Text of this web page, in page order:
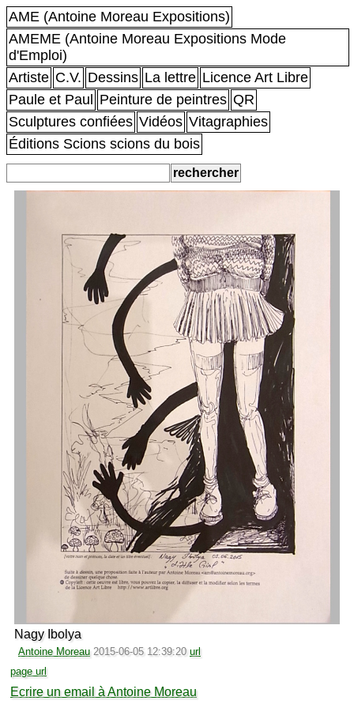
AME (Antoine Moreau Expositions)
AMEME (Antoine Moreau Expositions Mode
d'Emploi)
Artiste C.V. Dessins La lettre Licence Art Libre
Paule et Paul
Peinture de peintres QR
Sculptures confiées Vidéos Vitagraphies
Éditions Scions scions du bois
Nagy Ibolya
Antoine Moreau 2015-06-05 12:39:20 url
page url
Ecrire un email à Antoine Moreau